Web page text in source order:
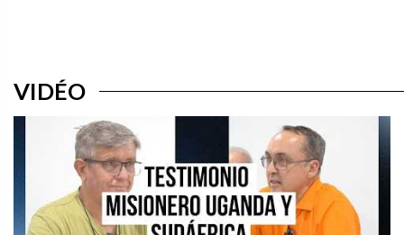
VIDÉO